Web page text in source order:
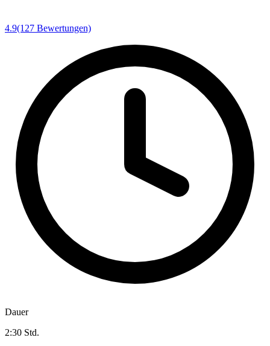
4.9(127 Bewertungen)
Dauer
2:30 Std.